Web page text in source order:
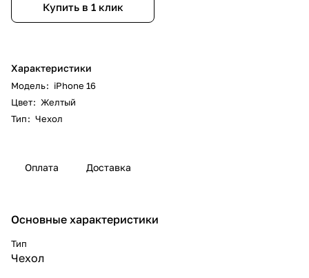
Купить в 1 клик
Характеристики
Модель: iPhone 16
Цвет: Желтый
Тип: Чехол
Оплата Доставка
Основные характеристики
Тип
Чехол